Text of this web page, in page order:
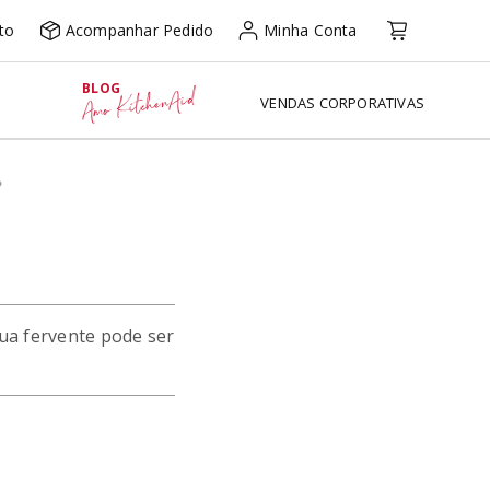
Acompanhar Pedido Minha Conta
BLOG
Amo KitchenAid VENDAS CORPORATIVAS
fervente pode ser